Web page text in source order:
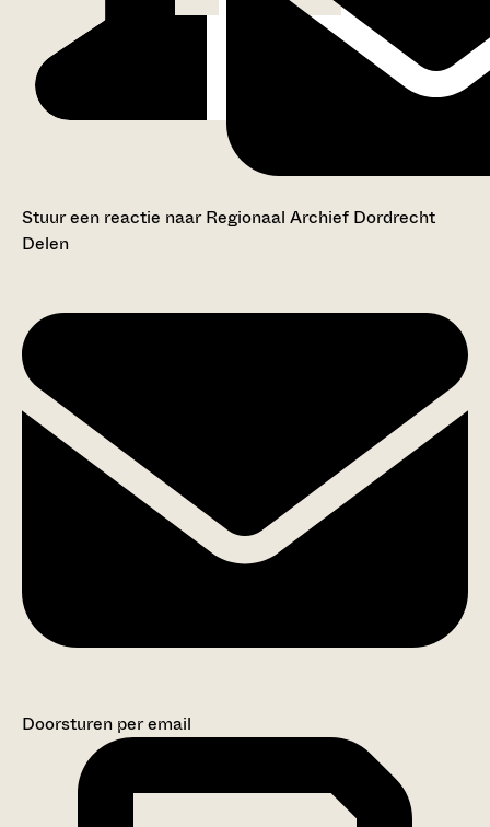
Stuur een reactie naar Regionaal Archief Dordrecht
Delen
Doorsturen per email